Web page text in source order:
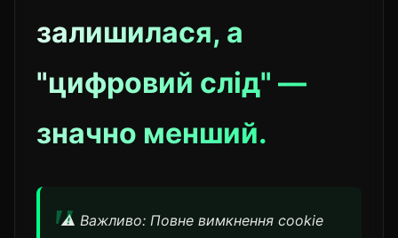
залишилася, а
"цифровий слід" —
значно менший.
⚠️ Важливо: Повне вимкнення cookie